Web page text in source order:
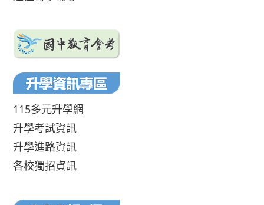
115多元升學網
升學考試資訊
升學進路資訊
各校獨招資訊